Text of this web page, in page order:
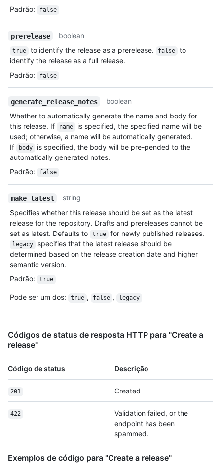
Padrão: false
prerelease boolean
true to identify the release as a prerelease. false
to
identify the release as a full release.
Padrão: false
generate_release_notes
boolean
Whether to automatically generate the name and body for
this release. If
name
is specified, the specified name will be
used; otherwise, a name will be automatically generated.
If
body
is specified, the body will be pre-pended to the
automatically generated notes.
Padrão: false
make_latest
string
Specifies whether this release should be set as the latest
release for the repository. Drafts and prereleases cannot be
set as latest. Defaults to
true for newly published releases.
legacy
specifies that the latest release should be
determined based on the release creation date and higher
semantic version.
Padrão: true
Pode ser um dos: true , false , legacy
Códigos de status de resposta HTTP para "Create a
release"
Código de status Descrição
201 Created
422
Validation failed, or the
endpoint has been
spammed.
Exemplos de código para "Create a release"